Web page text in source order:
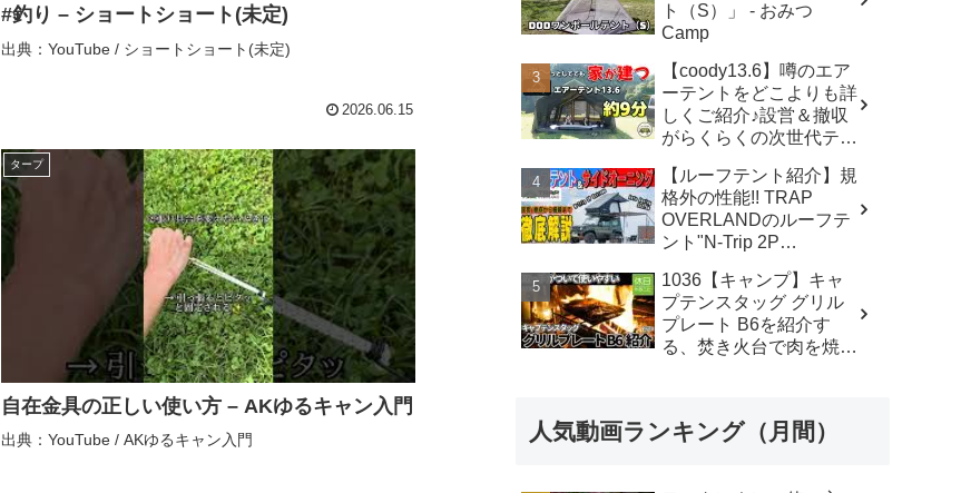
#釣り – ショートショート(未定)
出典：YouTube / ショートショート(未定)
2026.06.15
タープ
自在金具の正しい使い方 – AKゆるキャン入門
出典：YouTube / AKゆるキャン入門
ト（S）」 - おみつ
Camp
【coody13.6】噂のエア
ーテントをどこよりも詳
しくご紹介♪設営＆撤収
がらくらくの次世代テン
ねるいのば
【ルーフテント紹介】規
格外の性能!! TRAP
OVERLANDのルーフテ
ント"N-Trip 2P
ング"Auto Awning
2x2.5m"を徹底解説!! - ル
ーフテントのレンタル・
販売・取付・買取
1036【キャンプ】キャ
プテンスタッグ グリル
プレート B6を紹介す
る、焚き火台で肉を焼く
人気動画ランキング（月間）